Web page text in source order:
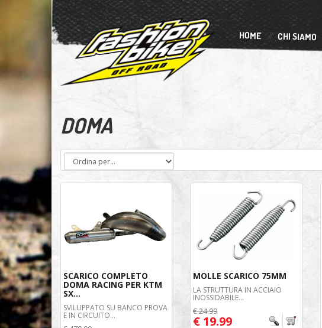
HOME CHI SIAMO
DOMA
SCARICO COMPLETO
DOMA RACING PER KTM
SX...
SVILUPPATO SU BANCO PROVA
E IN CIRCUITO...
MOLLE SCARICO 75MM
LA STRUTTURA IN ACCIAIO
INOSSIDABILE...
€ 24.99
€ 19.99